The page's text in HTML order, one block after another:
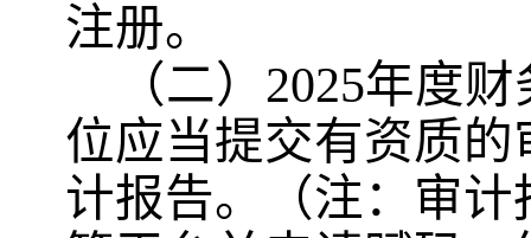
注册。
（二） 2025年度
位应当提交有资质
计报告。
（注：审